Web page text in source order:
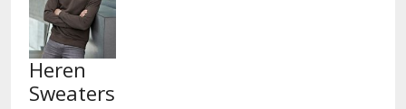
Heren
Sweaters